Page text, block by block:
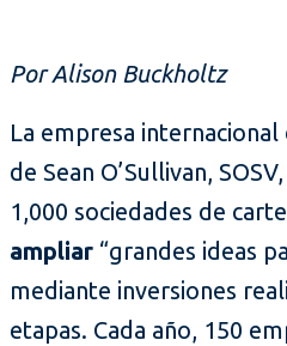
Por Alison Buckholtz
La empresa
de Sean O’Sullivan,
1,000 sociedades de
ampliar “grandes ideas
mediante inversiones
etapas. Cada año, 150